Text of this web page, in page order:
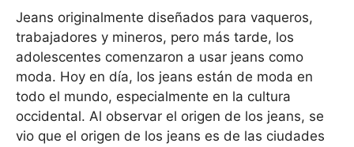
Jeans originalmente diseñados para vaqueros,
trabajadores y mineros, pero más tarde, los
adolescentes comenzaron a usar jeans como
moda. Hoy en día, los jeans están de moda en
todo el mundo, especialmente en la cultura
occidental. Al observar el origen de los jeans, se
vio que el origen de los jeans es de las ciudades